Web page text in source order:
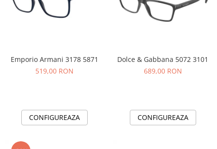
Emporio Armani 3178 5871
519,00 RON
CONFIGUREAZA
Dolce & Gabbana 5072 3101
689,00 RON
CONFIGUREAZA